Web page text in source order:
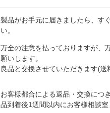
製品がお手元に届きましたら、す
い。
万全の注意を払っておりますが、
願いします。
良品と交換させていただきます(送
お客様都合による返品・交換につ
品到着後1週間以内にお客様相談室